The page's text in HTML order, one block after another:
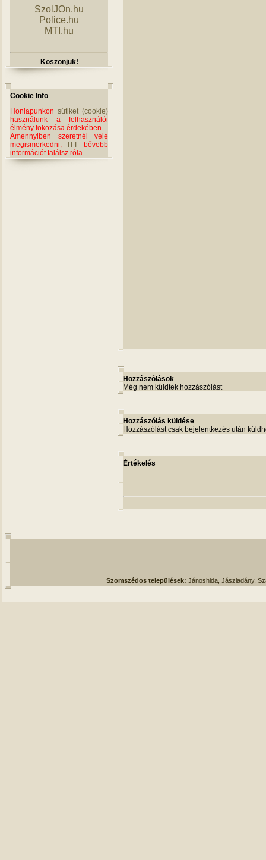
SzolJOn.hu
Police.hu
MTI.hu
Köszönjük!
Cookie Info
Honlapunkon sütiket (cookie)
használunk a felhasználói
élmény fokozása érdekében.
Amennyiben szeretnél vele
megismerkedni,
ITT bővebb
információt találsz róla.
Hozzászólások
Még nem küldtek hozzászólást
Hozzászólás küldése
Hozzászólást csak bejelentkezés után
Értékelés
Szomszédos települések: Jánoshida, Jászladány,